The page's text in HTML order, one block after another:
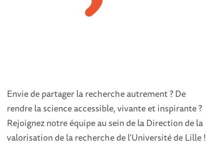
Envie de partager la recherche autrement ? De
rendre la science accessible, vivante et inspirante ?
Rejoignez notre équipe au sein de la Direction de la
valorisation de la recherche de l’Université de Lille !